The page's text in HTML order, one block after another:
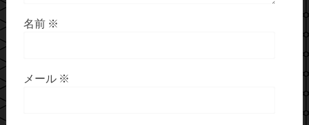
名前 ※
メール ※